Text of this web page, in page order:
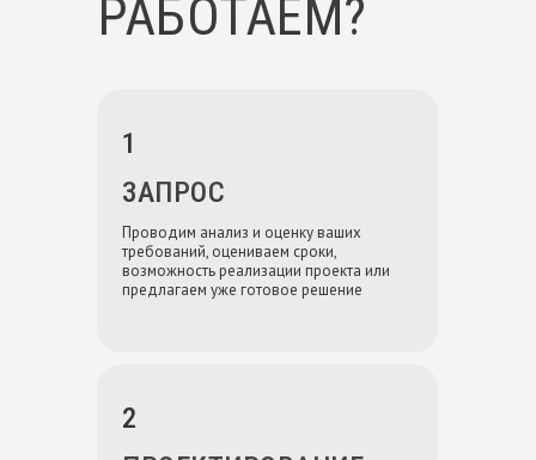
РАБОТАЕМ?
Проводим анализ и оценку ваших
требований, оцениваем сроки,
возможность реализации проекта или
предлагаем уже готовое решение
ЗАПРОС
1
2